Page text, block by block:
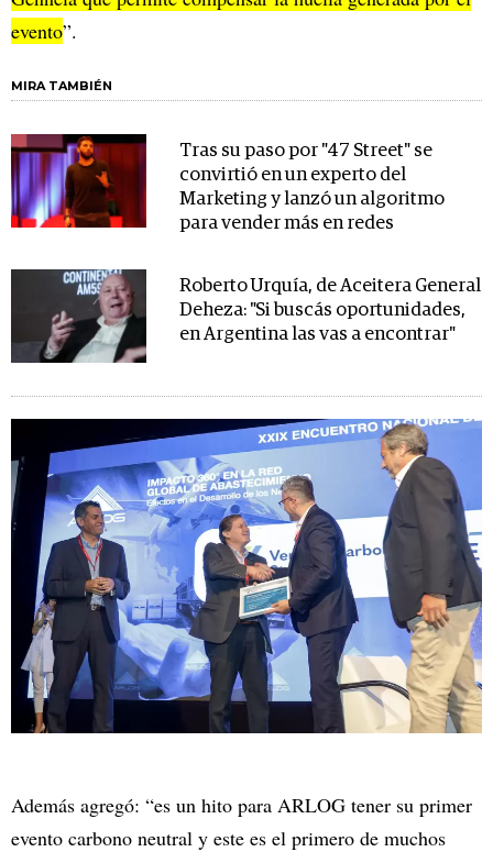
evento”.
MIRA TAMBIÉN
Tras su paso por "47 Street" se
convirtió en un experto del
Marketing y lanzó un algoritmo
para vender más en redes
Roberto Urquía, de Aceitera General
Deheza: "Si buscás oportunidades,
en Argentina las vas a encontrar"
Además agregó: “es un hito para ARLOG tener su primer
evento carbono neutral y este es el primero de muchos